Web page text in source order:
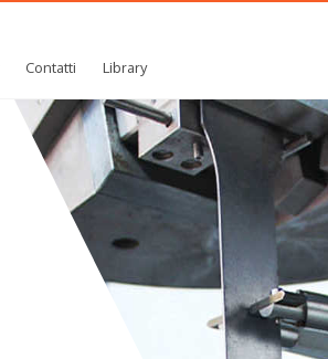
Contatti Library